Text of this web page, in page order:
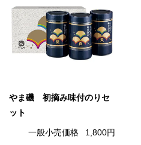
やま磯 初摘み味付のりセ
ット
一般小売価格 1,800円